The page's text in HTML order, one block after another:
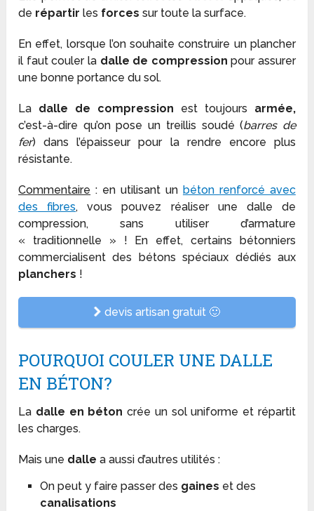
de répartir les forces sur toute la surface.
En effet, lorsque l’on souhaite construire un plancher
il faut couler la dalle de compression pour assurer
une bonne portance du sol.
La dalle de compression est toujours armée,
c’est-à-dire qu’on pose un treillis soudé (barres de
fer) dans l’épaisseur pour la rendre encore plus
résistante.
Commentaire : en utilisant un béton renforcé avec
des fibres, vous pouvez réaliser une dalle de
compression, sans utiliser d’armature
« traditionnelle » ! En effet, certains bétonniers
commercialisent des bétons spéciaux dédiés aux
planchers !
devis artisan gratuit 🙂
POURQUOI COULER UNE DALLE
EN BÉTON?
La dalle en béton crée un sol uniforme et répartit
les charges.
Mais une dalle a aussi d’autres utilités :
On peut y faire passer des gaines et des
canalisations